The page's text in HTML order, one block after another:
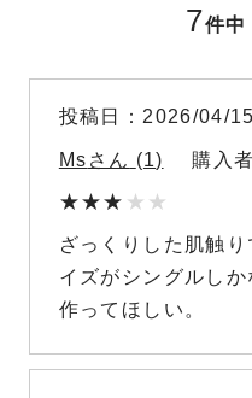
7件中
Ms 1 購入
投稿日 2026/04/15
ざっくりした肌触
イズがシングルし
作ってほしい。